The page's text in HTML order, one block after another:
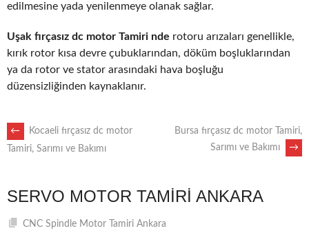
edilmesine yada yenilenmeye olanak sağlar.
Uşak fırçasız dc motor Tamiri nde rotoru arızaları genellikle,
kırık rotor kısa devre çubuklarından, döküm boşluklarından
ya da rotor ve stator arasındaki hava boşluğu
düzensizliğinden kaynaklanır.
POST
←
Kocaeli fırçasız dc motor
Tamiri, Sarımı ve Bakımı
Bursa fırçasız dc motor Tamiri,
Sarımı ve Bakımı
→
SERVO MOTOR TAMIRI ANKARA
CNC Spindle Motor Tamiri Ankara